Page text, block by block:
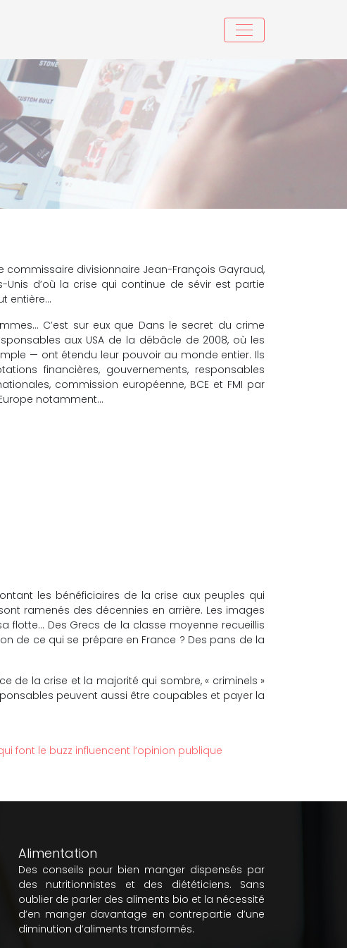
commissaire divisionnaire Jean-François Gayraud,
d’où la crise qui continue de sévir est partie
entière…
C’est sur eux que Dans le secret du crime
aux USA de la débâcle de 2008, où les
— ont étendu leur pouvoir au monde entier. Ils
financières, gouvernements, responsables
commission européenne, BCE et FMI par
notamment…
les bénéficiaires de la crise aux peuples qui
ramenés des décennies en arrière. Les images
flotte… Des Grecs de la classe moyenne recueillis
de ce qui se prépare en France ? Des pans de la
de la crise et la majorité qui sombre, « criminels »
peuvent aussi être coupables et payer la
font le buzz influencent l’opinion publique
Alimentation
Des conseils pour bien manger dispensés par
des nutritionnistes et des diététiciens. Sans
oublier de parler des aliments bio et la nécessité
d’en manger davantage en contrepartie d’une
diminution d’aliments transformés.